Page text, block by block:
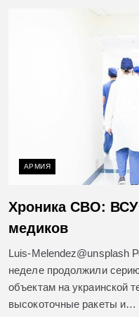
АРМИЯ
Хроника СВО: ВСУ
медиков
Luis-Melendez@unsplash
неделе продолжили
объектам на украинской
высокоточные ракеты и…